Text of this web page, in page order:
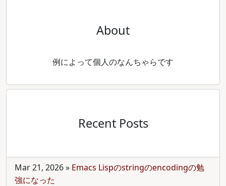
About
例によって個人のなんちゃらです
Recent Posts
Mar 21, 2026» Emacs Lispのstringのencodingの勉
強になった